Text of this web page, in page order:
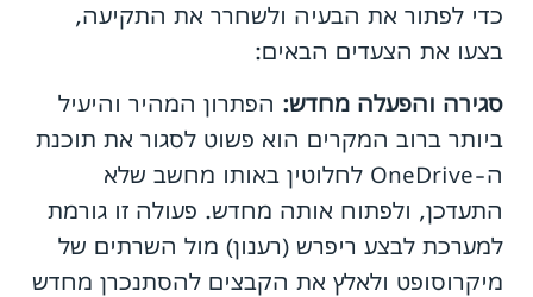
כדי לפתור את הבעיה ולשחרר את התקיעה,
בצעו את הצעדים הבאים:
סגירה והפעלה מחדש: הפתרון המהיר והיעיל
ביותר ברוב המקרים הוא פשוט לסגור את תוכנת
ה-OneDrive לחלוטין באותו מחשב שלא
התעדכן, ולפתוח אותה מחדש. פעולה זו גורמת
למערכת לבצע ריפרש (רענון) מול השרתים של
מיקרוסופט ולאלץ את הקבצים להסתנכרן מחדש